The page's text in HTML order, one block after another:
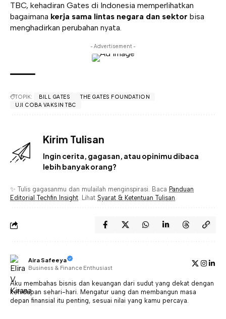
TBC, kehadiran Gates di Indonesia memperlihatkan
bagaimana kerja sama lintas negara dan sektor bisa
menghadirkan perubahan nyata.
- Advertisement -
TOPIK: BILL GATES
THE GATES FOUNDATION
UJI COBA VAKSIN TBC
Kirim Tulisan
Ingin cerita, gagasan, atau opinimu dibaca
lebih banyak orang?
✨ Tulis gagasanmu dan mulailah menginspirasi. Baca Panduan
Editorial Techfin Insight. Lihat Syarat & Ketentuan Tulisan.
Aira Safeeya
Business & Finance Enthusiast
Aku membahas bisnis dan keuangan dari sudut yang dekat dengan
kehidupan sehari-hari. Mengatur uang dan membangun masa
depan finansial itu penting, sesuai nilai yang kamu percaya.